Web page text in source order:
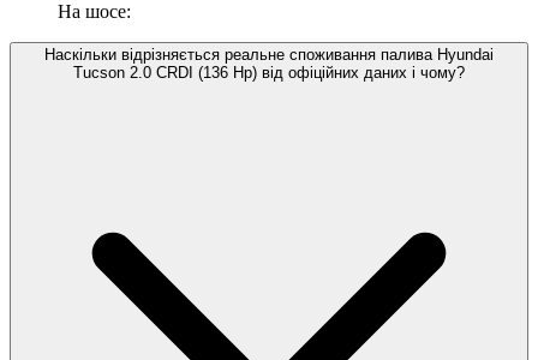
На шосе:
Наскільки відрізняється реальне споживання палива Hyundai
Tucson 2.0 CRDI (136 Hp) від офіційних даних і чому?